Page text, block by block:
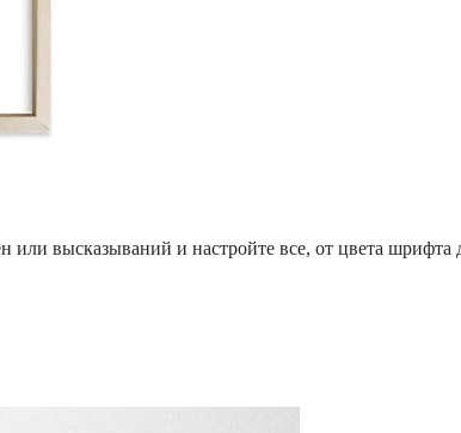
высказываний и настройте все, от цвета шрифта